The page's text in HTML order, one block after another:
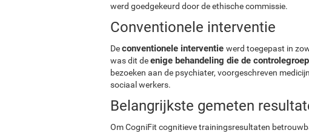
werd goedgekeurd door de ethische commissie.
Conventionele interventie
Deconventionele interventie werd toegepast in
was dit deenige behandeling die de
bezoeken aan de psychiater, voorgeschreven
sociaal werkers.
Belangrijkste gemeten
Om CogniFit cognitieve trainingsresultaten